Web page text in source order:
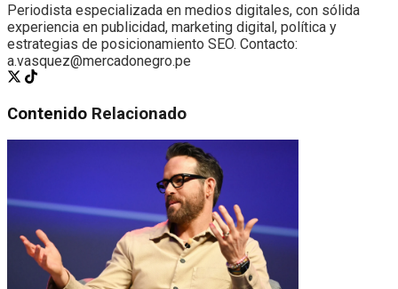
Periodista especializada en medios digitales, con sólida
experiencia en publicidad, marketing digital, política y
estrategias de posicionamiento SEO. Contacto:
a.vasquez@mercadonegro.pe
Contenido Relacionado